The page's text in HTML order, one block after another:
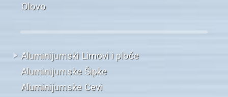
Olovo
Aluminijumski Limovi i ploče
Aluminijumske Šipke
Aluminijumske Cevi